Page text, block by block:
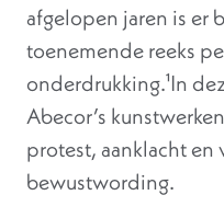
afgelopen jaren is er
toenemende reeks
onderdrukking.¹In
Abecor’s
protest, aanklacht en
bewustwording.